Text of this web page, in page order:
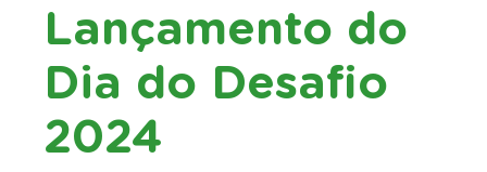
Lançamento do
Dia do Desafio
2024